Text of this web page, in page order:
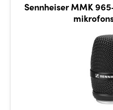
Sennheiser MMK